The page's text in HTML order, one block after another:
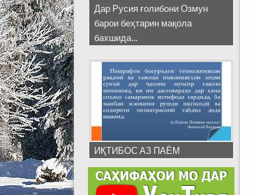
Дар Русия ғолибони Озмун
барои беҳтарин мақола
бахшида...
ИҚТИБОС АЗ ПАЁМ